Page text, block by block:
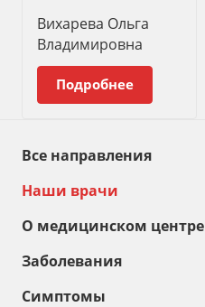
Вихарева Ольга
Владимировна
Подробнее
Все направления
Наши врачи
О медицинском центре
Заболевания
Симптомы